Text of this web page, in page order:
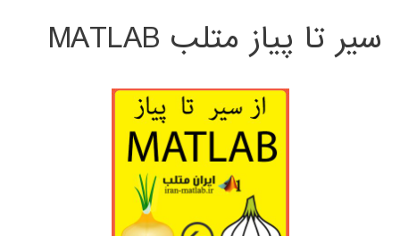
سیر تا پیاز متلب MATLAB